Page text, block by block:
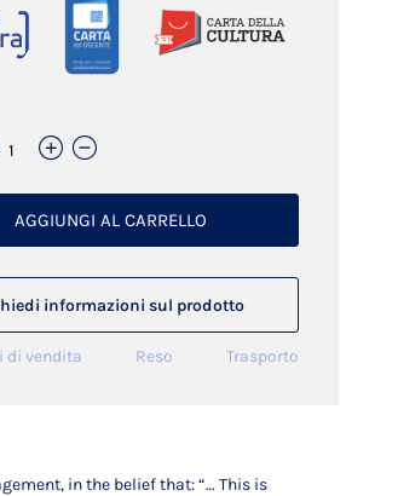
AGGIUNGI AL CARRELLO
informazioni sul prodotto
di vendita Reso Trasporto
in the belief that: “… This is